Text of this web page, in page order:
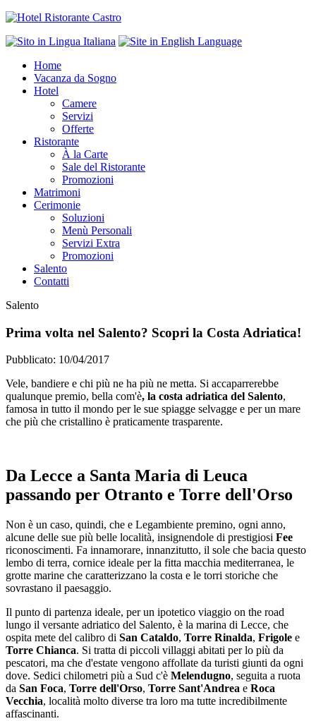
Home
Vacanza da Sogno
Hotel
Camere
Servizi
Offerte
Ristorante
À la Carte
Sale del Ristorante
Promozioni
Matrimoni
Cerimonie
Soluzioni
Menù Personali
Servizi Extra
Promozioni
Salento
Contatti
Salento
Prima volta nel Salento? Scopri la Costa Adriatica!
Pubblicato: 10/04/2017
Vele, bandiere e chi più ne ha più ne metta. Si accaparrerebbe
qualunque premio, bella com'è, la costa adriatica del Salento,
famosa in tutto il mondo per le sue spiagge selvagge e per un mare
che più che cristallino è praticamente trasparente.
Da Lecce a Santa Maria di Leuca
passando per Otranto e Torre dell'Orso
Non è un caso, quindi, che e Legambiente premino, ogni anno,
alcune delle sue più belle località, insignendole di prestigiosi Fee
riconoscimenti. Fa innamorare, innanzitutto, il sole che bacia questo
lembo di terra, cornice ideale per la fitta macchia mediterranea, le
grotte marine che caratterizzano la costa e le torri storiche che
sovrastano il paesaggio.
Il punto di partenza ideale, per un ipotetico viaggio on the road
lungo il versante adriatico del Salento, è la marina di Lecce, che
ospita mete del calibro di San Cataldo, Torre Rinalda, Frigole e
Torre Chianca. Si tratta di piccoli villaggi abitati per lo più da
pescatori, ma che d'estate vengono affollate da turisti giunti da ogni
dove. Sedici chilometri più a Sud c'è Melendugno, seguita a ruota
da San Foca, Torre dell'Orso, Torre Sant'Andrea e Roca
Vecchia, località molto diverse tra loro ma tutte incredibilmente
affascinanti.